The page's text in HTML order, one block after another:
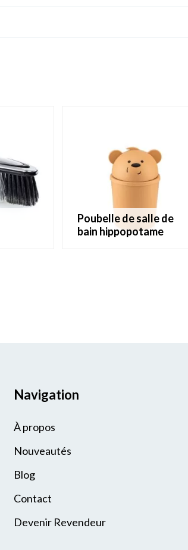
poubelle de salle de
bain hippopotame
Navigation
À propos
Nouveautés
Blog
Contact
Devenir Revendeur